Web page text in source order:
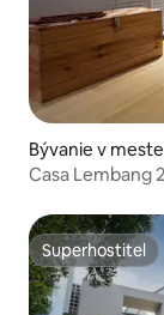
Bývanie v
Casa Lembang 2
Superhostiteľ
Superhostiteľ